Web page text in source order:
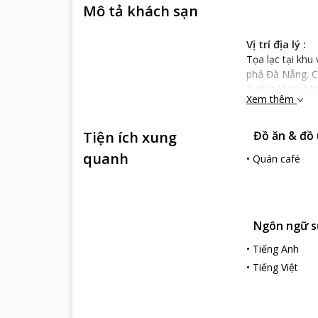
Mô tả khách sạn
Vị trí địa lý :
Tọa lạc tại
phá Đà Nẵng.
3 phút là tới
điểm thú vị và
Đặc điểm của
Celine Hotel
dừng chân lý
được đáp
phong cách
Dịch vụ của
Khách sạn
lạnh ở đây
khách,
mái nhất.
Xem thêm
Tiện ích xung
quanh
Đồ ăn & đồ
• Quán café
Ngôn ngữ
• Tiếng Anh
• Tiếng Việt